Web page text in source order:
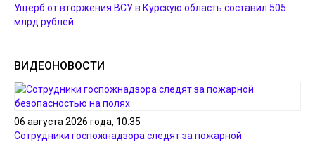
Ущерб от вторжения ВСУ в Курскую область составил 505
млрд рублей
ВИДЕОНОВОСТИ
06 августа 2026 года, 10:35
Сотрудники госпожнадзора следят за пожарной